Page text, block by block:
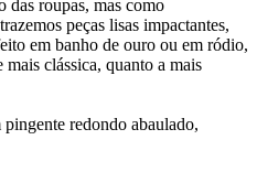
das roupas, mas como
peças lisas impactantes,
em banho de ouro ou em ródio,
clássica, quanto a mais
redondo abaulado,